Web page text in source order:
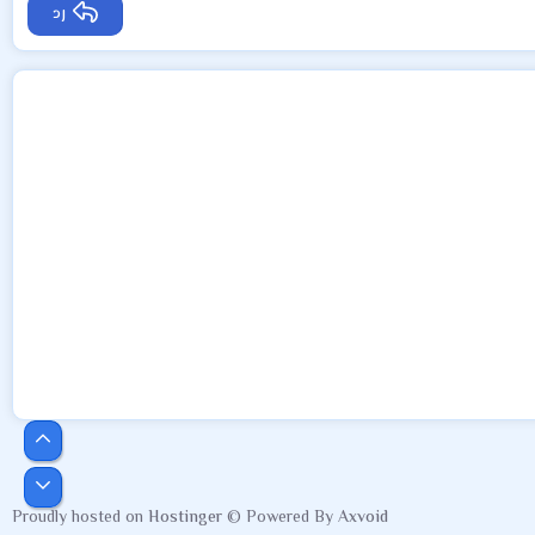
رد
Proudly hosted on Hostinger© Powered ByAxvoid
أعلى